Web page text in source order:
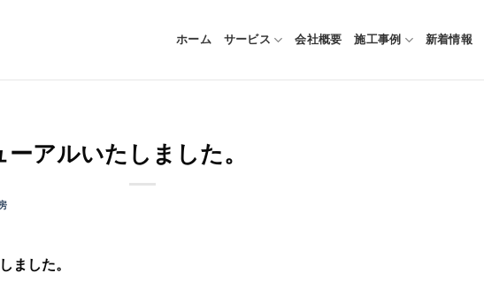
ホーム サービス 会社概要 施工事例 新着情報
アルいたしました。
ました。